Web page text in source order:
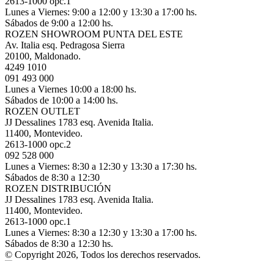
Lunes a Viernes: 9:00 a 12:00 y 13:30 a 17:00 hs.
Sábados de 9:00 a 12:00 hs.
ROZEN SHOWROOM PUNTA DEL ESTE
Av. Italia esq. Pedragosa Sierra
20100, Maldonado.
4249 1010
091 493 000
Lunes a Viernes 10:00 a 18:00 hs.
Sábados de 10:00 a 14:00 hs.
ROZEN OUTLET
JJ Dessalines 1783 esq. Avenida Italia.
11400, Montevideo.
2613-1000 opc.2
092 528 000
Lunes a Viernes: 8:30 a 12:30 y 13:30 a 17:30 hs.
Sábados de 8:30 a 12:30
ROZEN DISTRIBUCIÓN
JJ Dessalines 1783 esq. Avenida Italia.
11400, Montevideo.
2613-1000 opc.1
Lunes a Viernes: 8:30 a 12:30 y 13:30 a 17:00 hs.
Sábados de 8:30 a 12:30 hs.
© Copyright 2026, Todos los derechos reservados.